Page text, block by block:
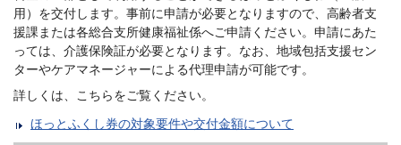
用）を交付します。事前に申請が必要となりますので、高齢者支
援課または各総合支所健康福祉係へご申請ください。申請にあた
っては、介護保険証が必要となります。なお、地域包括支援セン
ターやケアマネージャーによる代理申請が可能です。
詳しくは、こちらをご覧ください。
ほっとふくし券の対象要件や交付金額について